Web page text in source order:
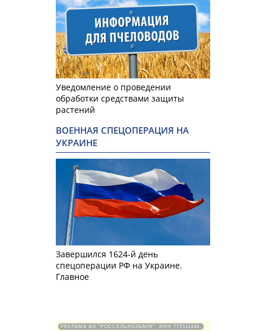
Уведомление о проведении
обработки средствами защиты
растений
ВОЕННАЯ СПЕЦОПЕРАЦИЯ НА
УКРАИНЕ
Завершился 1624-й день
спецоперации РФ на Украине.
Главное
РЕКЛАМА АО "РОССЕЛЬХОЗБАНК". ИНН 772511448.